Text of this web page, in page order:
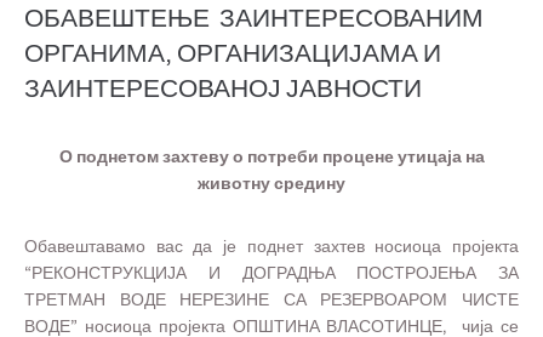
ОБАВЕШТЕЊЕ ЗАИНТЕРЕСОВАНИМ
ОРГАНИМА, ОРГАНИЗАЦИЈАМА И
ЗАИНТЕРЕСОВАНОЈ ЈАВНОСТИ
О поднетом захтеву о потреби процене утицаја на
животну средину
Обавештавамо вас да је поднет захтев носиоца пројекта
“РЕКОНСТРУКЦИЈА И ДОГРАДЊА ПОСТРОЈЕЊА ЗА
ТРЕТМАН ВОДЕ НЕРЕЗИНЕ СА РЕЗЕРВОАРОМ ЧИСТЕ
ВОДЕ” носиоца пројекта ОПШТИНА ВЛАСОТИНЦЕ, чија се